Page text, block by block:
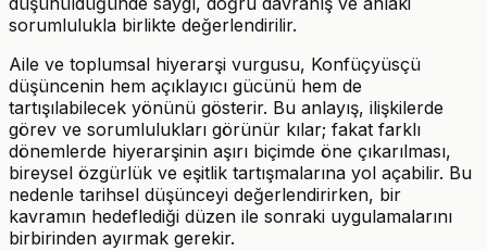
sorumlulukla birlikte değerlendirilir.
Aile ve toplumsal hiyerarşi vurgusu, Konfüçyüsçü
düşüncenin hem açıklayıcı gücünü hem de
tartışılabilecek yönünü gösterir. Bu anlayış, ilişkilerde
görev ve sorumlulukları görünür kılar; fakat farklı
dönemlerde hiyerarşinin aşırı biçimde öne çıkarılması,
bireysel özgürlük ve eşitlik tartışmalarına yol açabilir. Bu
nedenle tarihsel düşünceyi değerlendirirken, bir
kavramın hedeflediği düzen ile sonraki uygulamalarını
birbirinden ayırmak gerekir.